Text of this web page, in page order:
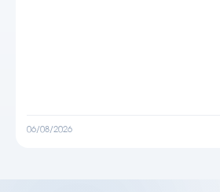
06/08/2026